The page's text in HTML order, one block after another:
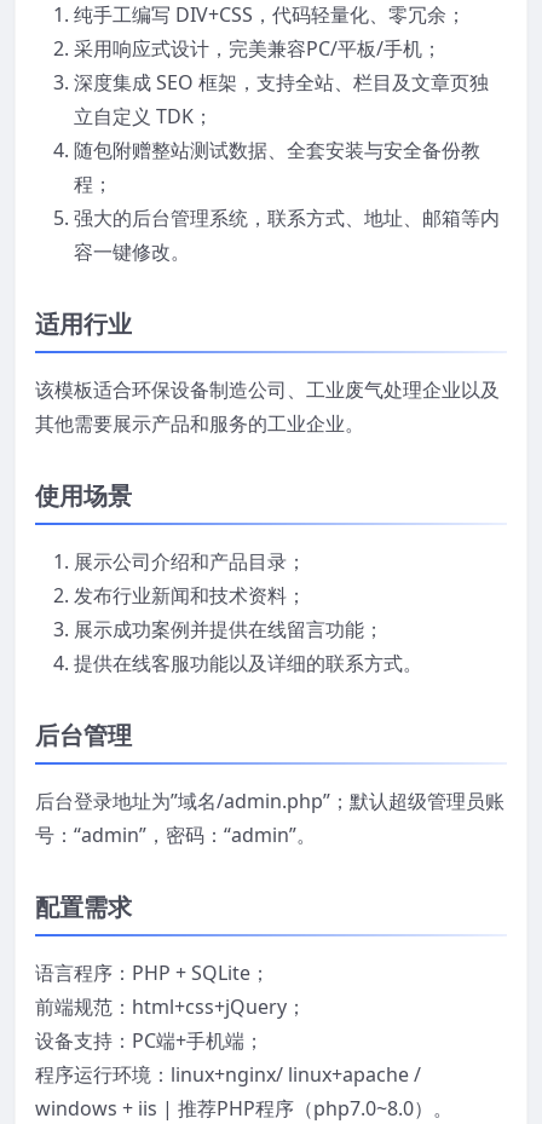
纯手工编写 DIV+CSS，代码轻量化、零冗余；
采用响应式设计，完美兼容PC/平板/手机；
深度集成 SEO 框架，支持全站、栏目及文章页独
立自定义 TDK；
随包附赠整站测试数据、全套安装与安全备份教
程；
强大的后台管理系统，联系方式、地址、邮箱等内
容一键修改。
适用行业
该模板适合环保设备制造公司、工业废气处理企业以及
其他需要展示产品和服务的工业企业。
使用场景
展示公司介绍和产品目录；
发布行业新闻和技术资料；
展示成功案例并提供在线留言功能；
提供在线客服功能以及详细的联系方式。
后台管理
后台登录地址为”域名/admin.php”；默认超级管理员账
号：“admin”，密码：“admin”。
配置需求
语言程序：PHP + SQLite；
前端规范：html+css+jQuery；
设备支持：PC端+手机端；
程序运行环境：linux+nginx/ linux+apache /
windows + iis | 推荐PHP程序（php7.0~8.0）。